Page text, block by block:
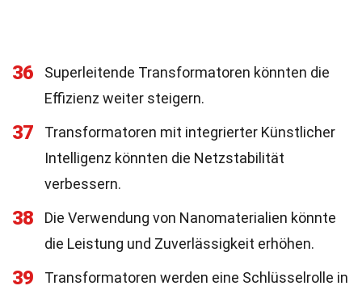
36
Superleitende Transformatoren könnten die
Effizienz weiter steigern.
37
Transformatoren mit integrierter Künstlicher
Intelligenz könnten die Netzstabilität
verbessern.
38
Die Verwendung von Nanomaterialien könnte
die Leistung und Zuverlässigkeit erhöhen.
39
Transformatoren werden eine Schlüsselrolle in